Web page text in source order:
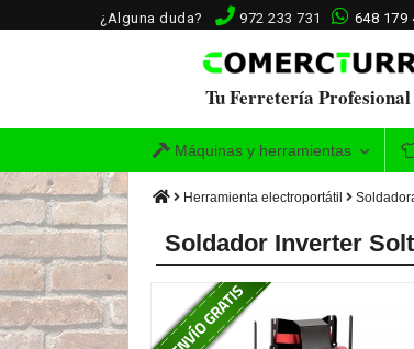
¿Alguna duda? 972 233 731 648 179
Tu Ferretería
Máquinas y herramientas
Herramienta electroportátil
Soldador Inverter